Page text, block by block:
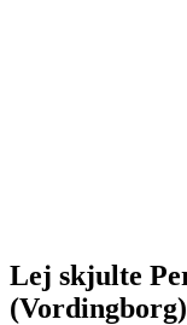
Lej skjulte